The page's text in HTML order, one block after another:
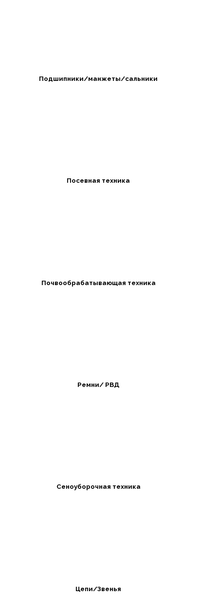
Подшипники/манжеты/сальники
Посевная техника
Почвообрабатывающая техника
Ремни/ РВД
Сеноуборочная техника
Цепи/Звенья